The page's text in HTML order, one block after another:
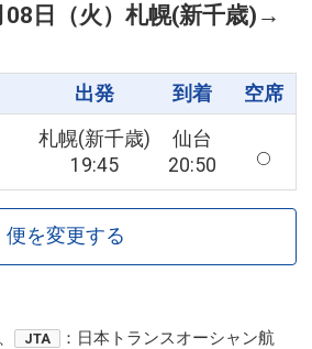
日（火） 札幌(新千歳) →
出発 到着 空席
札幌(新千歳)
19:45
仙台
20:50
便を変更する
JTA
：日本トランスオーシャン航